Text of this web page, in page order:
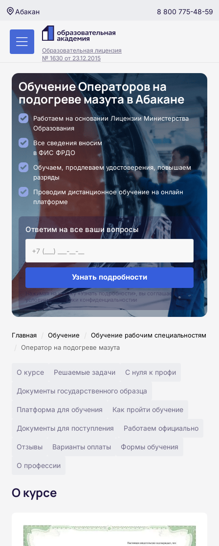
Абакан 8 800 775-48-59
Образовательная лицензия
№ 1630 от 23.12.2015
Обучение Операторов на
подогреве мазута в Абакане
Работаем на основании Лицензии Министерства
Образования
Все сведения вносим
в ФИС ФРДО
Обучаем, продлеваем удостоверения, повышаем
разряды
Проводим дистанционное обучение на онлайн
платформе
Ответим на все ваши вопросы
Узнать подробности
Нажимая на кнопку «Узнать подробности», вы соглашаетесь с
условиями политики конфиденциальностии
Главная / Обучение / Обучение рабочим специальностям
/ Оператор на подогреве мазута
О курсе Решаемые задачи С нуля к профи
Документы государственного образца
Платформа для обучения Как пройти обучение
Документы для поступления Работаем официально
Отзывы Варианты оплаты Формы обучения
О профессии
О курсе